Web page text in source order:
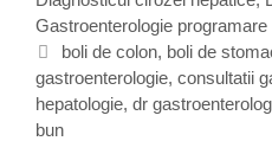
a
s
t
r
o
g
o
r
i
i
Gastroenterologie programare
E
t
i
c
boli de colon, boli de
gastroenterologie, consultatii
hepatologie, dr
bun